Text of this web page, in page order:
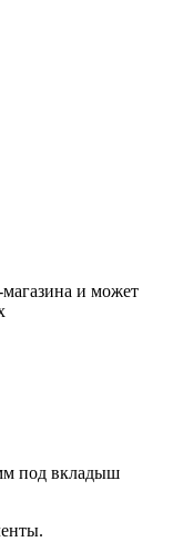
магазина и может
под вкладыш